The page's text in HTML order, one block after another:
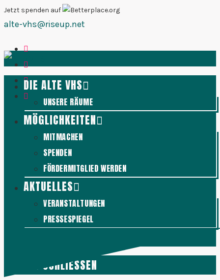
Zum
Inhalt
Jetzt spenden auf
alte-vhs@riseup.net
DIE ALTE VHS
UNSERE RÄUME
MÖGLICHKEITEN
MITMACHEN
SPENDEN
FÖRDERMITGLIED WERDEN
AKTUELLES
VERANSTALTUNGEN
PRESSESPIEGEL
MENÜ SCHLIESSEN